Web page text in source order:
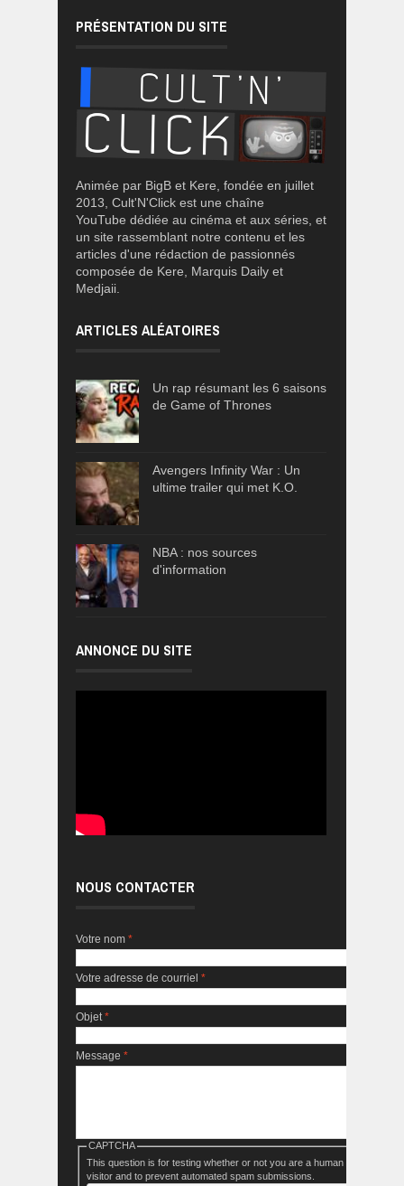
PRÉSENTATION DU SITE
Animée par BigB et Kere, fondée en juillet
2013, Cult'N'Click est une chaîne
YouTube dédiée au cinéma et aux séries, et
un site rassemblant notre contenu et les
articles d'une rédaction de passionnés
composée de Kere, Marquis Daily et
Medjaii.
ARTICLES ALÉATOIRES
Un rap résumant les 6 saisons
de Game of Thrones
Avengers Infinity War : Un
ultime trailer qui met K.O.
NBA : nos sources
d'information
ANNONCE DU SITE
NOUS CONTACTER
Votre nom *
Votre adresse de courriel *
Objet*
Message *
CAPTCHA
This question is for testing whether or not you are a human
visitor and to prevent automated spam submissions.